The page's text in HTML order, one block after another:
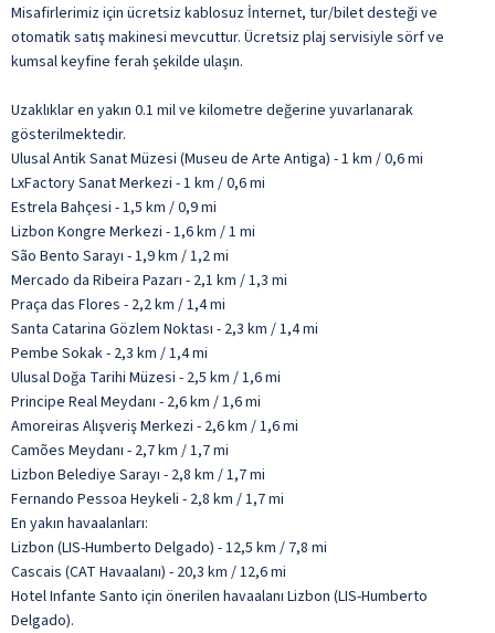
Misafirlerimiz için ücretsiz kablosuz İnternet, tur/bilet desteği ve
otomatik satış makinesi mevcuttur. Ücretsiz plaj servisiyle sörf ve
kumsal keyfine ferah şekilde ulaşın.
Uzaklıklar en yakın 0.1 mil ve kilometre değerine yuvarlanarak
gösterilmektedir.
Ulusal Antik Sanat Müzesi (Museu de Arte Antiga) - 1 km / 0,6 mi
LxFactory Sanat Merkezi - 1 km / 0,6 mi
Estrela Bahçesi - 1,5 km / 0,9 mi
Lizbon Kongre Merkezi - 1,6 km / 1 mi
São Bento Sarayı - 1,9 km / 1,2 mi
Mercado da Ribeira Pazarı - 2,1 km / 1,3 mi
Praça das Flores - 2,2 km / 1,4 mi
Santa Catarina Gözlem Noktası - 2,3 km / 1,4 mi
Pembe Sokak - 2,3 km / 1,4 mi
Ulusal Doğa Tarihi Müzesi - 2,5 km / 1,6 mi
Principe Real Meydanı - 2,6 km / 1,6 mi
Amoreiras Alışveriş Merkezi - 2,6 km / 1,6 mi
Camões Meydanı - 2,7 km / 1,7 mi
Lizbon Belediye Sarayı - 2,8 km / 1,7 mi
Fernando Pessoa Heykeli - 2,8 km / 1,7 mi
En yakın havaalanları:
Lizbon (LIS-Humberto Delgado) - 12,5 km / 7,8 mi
Cascais (CAT Havaalanı) - 20,3 km / 12,6 mi
Hotel Infante Santo için önerilen havaalanı Lizbon (LIS-Humberto
Delgado).